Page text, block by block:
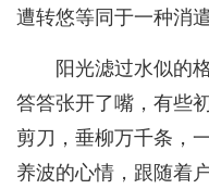
遭转悠等同于一种消遣
阳光滤过水似的
答答张开了嘴，有些
剪刀，垂柳万千条，
养波的心情，跟随着